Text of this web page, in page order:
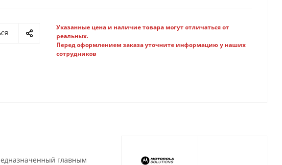
Указанные цена и наличие товара могут отличаться от
реальных.
Перед оформлением заказа уточните информацию у наших
сотрудников
главным